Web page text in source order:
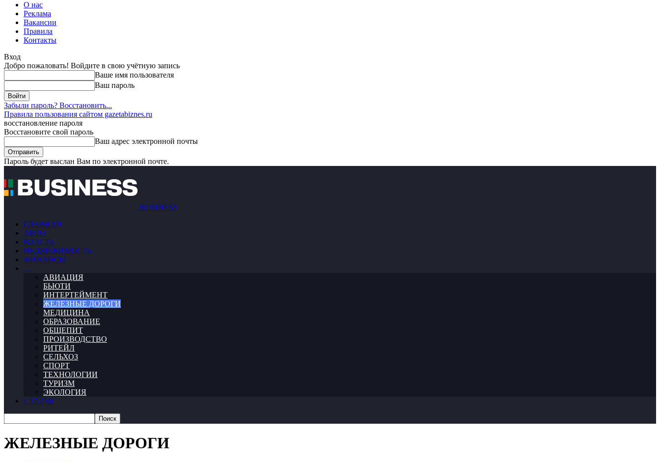
О нас
Реклама
Вакансии
Правила
Контакты
Вход
Добро пожаловать! Войдите в свою учётную запись
Ваше имя пользователя
Ваш пароль
Забыли пароль? Восстановить...
Правила пользования сайтом gazetabiznes.ru
восстановление пароля
Восстановите свой пароль
Ваш адрес электронной почты
Пароль будет выслан Вам по электронной почте.
BUSINESS
ГЛАВНАЯ
АВТО
ВЛАСТЬ
НЕДВИЖИМОСТЬ
ФИНАНСЫ
…
АВИАЦИЯ
БЬЮТИ
ИНТЕРТЕЙМЕНТ
ЖЕЛЕЗНЫЕ ДОРОГИ
МЕДИЦИНА
ОБРАЗОВАНИЕ
ОБЩЕПИТ
ПРОИЗВОДСТВО
РИТЕЙЛ
СЕЛЬХОЗ
СПОРТ
ТЕХНОЛОГИИ
ТУРИЗМ
ЭКОЛОГИЯ
СТАТЬИ
ЖЕЛЕЗНЫЕ ДОРОГИ